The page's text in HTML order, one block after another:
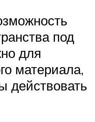
под
для
материала,
действовать